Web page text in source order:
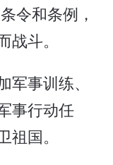
令和条例，
斗。
事训练、
事行动任
国。